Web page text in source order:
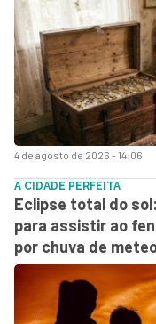
4 de agosto de 2026 - 14:06
A CIDADE PERFEITA
Eclipse total do
para assistir ao
por chuva de